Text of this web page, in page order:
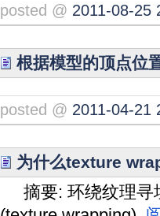
posted @ 2011-08-25
根据模型的顶点位
posted @ 2011-04-21
为什么texture
摘要: 环绕纹理寻